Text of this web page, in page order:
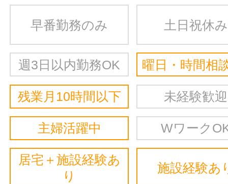
早番勤務のみ 土日祝休み
週3日以内勤務OK 曜日・時間相
残業月10時間以下 未経験歓迎
主婦活躍中 Wワーク
居宅＋施設経験あ
り
施設経験あ